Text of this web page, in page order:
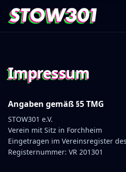
Impressum
Angaben gemäß §5 TMG
STOW301 e.V.
Verein mit Sitz in Forchheim
Eingetragen im Vereinsregister
Registernummer: VR 201301